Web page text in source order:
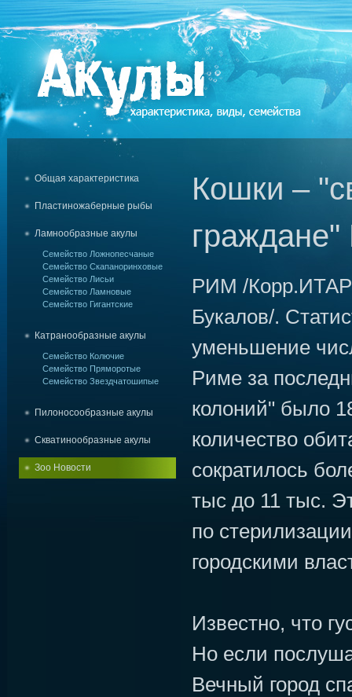
Общая характеристика
Пластиножаберные рыбы
Ламнообразные акулы
Семейство Ложнопесчаные
Семейство Скапаноринховые
Семейство Лисьи
Семейство Ламновые
Семейство Гигантские
Катранообразные акулы
Семейство Колючие
Семейство Пряморотые
Семейство Звездчатошипые
Пилоносообразные акулы
Скватинообразные акулы
Зоо Новости
Кошки –
РИМ /
Букалов/.
уменьшение
Риме за
колоний" было
количество
сократилось
тыс до 11 тыс.
по
городскими
Известно, что
Но если
Вечный город